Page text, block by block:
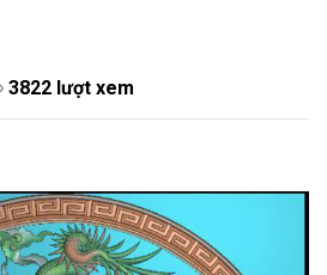
3822 lượt xem